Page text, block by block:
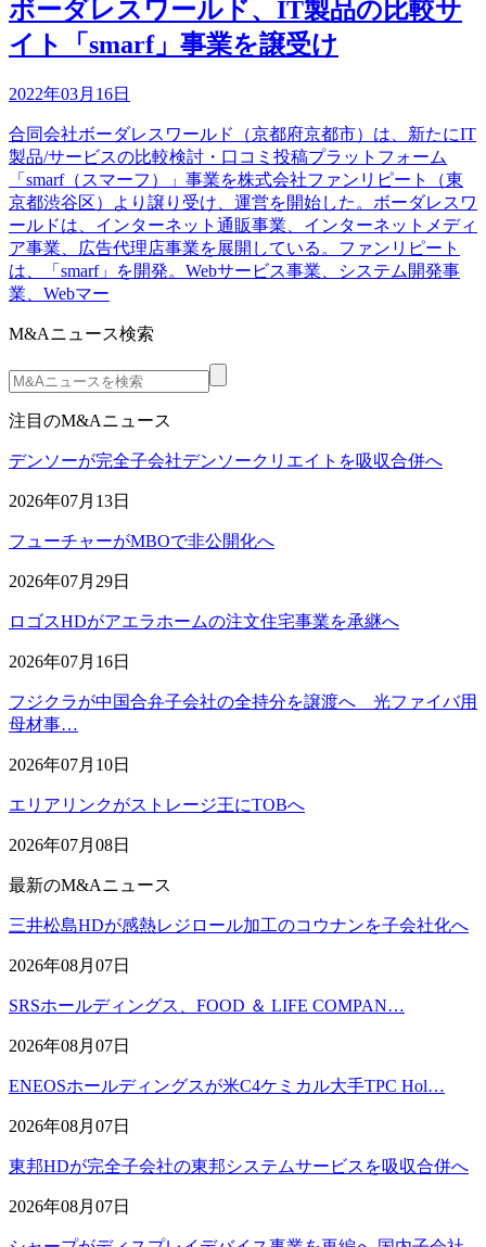
ボーダレスワールド、IT製品の比較サ
イト「smarf」事業を譲受け
2022年03月16日
合同会社ボーダレスワールド（京都府京都市）は、新たにIT
製品/サービスの比較検討・口コミ投稿プラットフォーム
「smarf（スマーフ）」事業を株式会社ファンリピート（東
京都渋谷区）より譲り受け、運営を開始した。ボーダレスワ
ールドは、インターネット通販事業、インターネットメディ
ア事業、広告代理店事業を展開している。ファンリピート
は、「smarf」を開発。Webサービス事業、システム開発事
業、Webマー
M&Aニュース検索
注目のM&Aニュース
デンソーが完全子会社デンソークリエイトを吸収合併へ
2026年07月13日
フューチャーがMBOで非公開化へ
2026年07月29日
ロゴスHDがアエラホームの注文住宅事業を承継へ
2026年07月16日
フジクラが中国合弁子会社の全持分を譲渡へ 光ファイバ用
母材事…
2026年07月10日
エリアリンクがストレージ王にTOBへ
2026年07月08日
最新のM&Aニュース
三井松島HDが感熱レジロール加工のコウナンを子会社化へ
2026年08月07日
SRSホールディングス、FOOD ＆ LIFE COMPAN…
2026年08月07日
ENEOSホールディングスが米C4ケミカル大手TPC Hol…
2026年08月07日
東邦HDが完全子会社の東邦システムサービスを吸収合併へ
2026年08月07日